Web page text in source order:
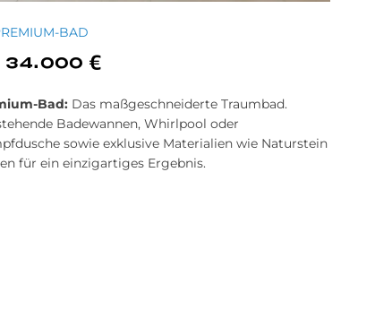
BAD
34.000 €
Bad: Das maßgeschneiderte Traumbad.
Badewannen, Whirlpool oder
sowie exklusive Materialien wie Naturstein
für ein einzigartiges Ergebnis.